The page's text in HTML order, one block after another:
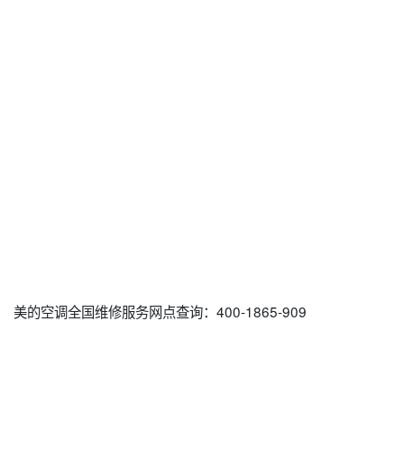
美的空调全国维修服务网点查询：400-1865-909